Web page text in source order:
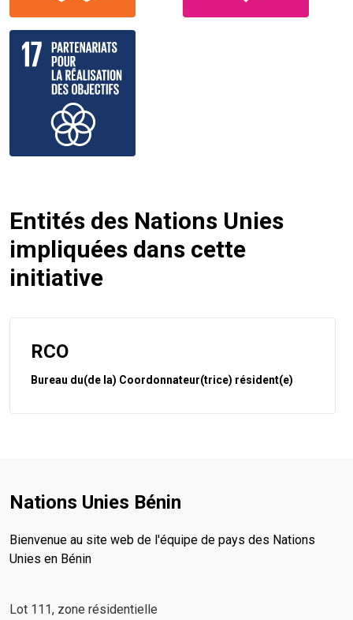
Entités des Nations Unies
impliquées dans cette
initiative
RCO
Bureau du(de la) Coordonnateur(trice) résident(e)
Nations Unies Bénin
Bienvenue au site web de l'équipe de pays des Nations
Unies en Bénin
Lot 111, zone résidentielle